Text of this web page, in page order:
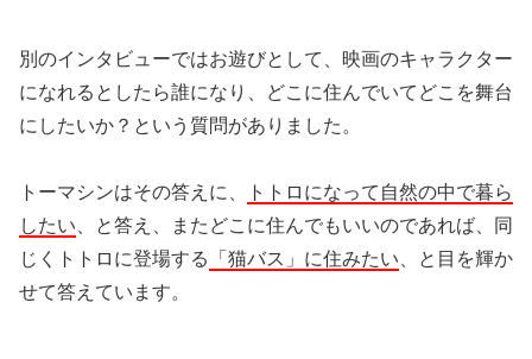
別のインタビューではお遊びとして、映画のキャラクター
になれるとしたら誰になり、どこに住んでいてどこを舞台
にしたいか？という質問がありました。
トーマシンはその答えに、
トトロになって自然の中で暮ら
したい 、と答え、またどこに住んでもいいのであれば、同
じくトトロに登場する
「猫バス」に住みたい 、と目を輝か
せて答えています。